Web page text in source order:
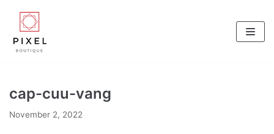
Skip
to
content
cap-cuu-vang
November 2, 2022